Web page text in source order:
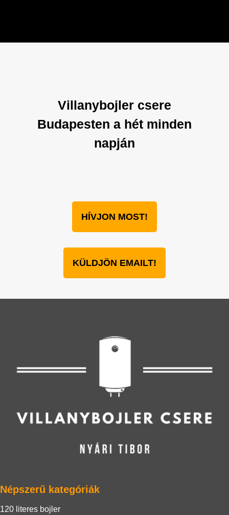
Villanybojler csere
Budapesten a hét minden
napján
HÍVJON MOST!
KÜLDJÖN EMAILT!
Népszerű kategóriák
120 literes bojler